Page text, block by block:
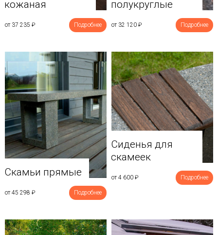
кожаная
от 37 235 ₽ Подробнее
полукруглые
от 32 120 ₽ Подробнее
Скамьи прямые
от 45 298 ₽ Подробнее
Сиденья для
скамеек
от 4 600 ₽ Подробнее